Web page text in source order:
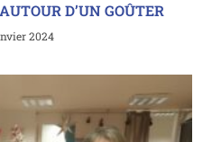
D’UN GOÛTER
2024